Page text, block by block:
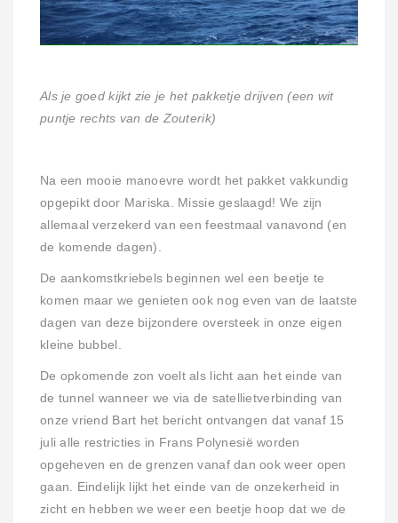
Als je goed kijkt zie je het pakketje drijven (een wit
puntje rechts van de Zouterik)
Na een mooie manoevre wordt het pakket vakkundig
opgepikt door Mariska. Missie geslaagd! We zijn
allemaal verzekerd van een feestmaal vanavond (en
de komende dagen).
De aankomstkriebels beginnen wel een beetje te
komen maar we genieten ook nog even van de laatste
dagen van deze bijzondere oversteek in onze eigen
kleine bubbel.
De opkomende zon voelt als licht aan het einde van
de tunnel wanneer we via de satellietverbinding van
onze vriend Bart het bericht ontvangen dat vanaf 15
juli alle restricties in Frans Polynesië worden
opgeheven en de grenzen vanaf dan ook weer open
gaan. Eindelijk lijkt het einde van de onzekerheid in
zicht en hebben we weer een beetje hoop dat we de